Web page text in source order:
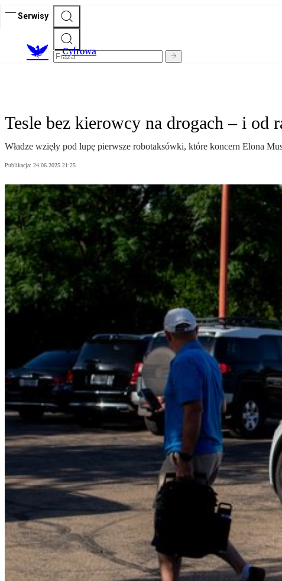
Serwisy
Cyfrowa
Tesle bez kierowcy na drogach – i od
Władze wzięły pod lupę pierwsze robotaksówki, które koncern Elona
Publikacja: 24.06.2025 21:25